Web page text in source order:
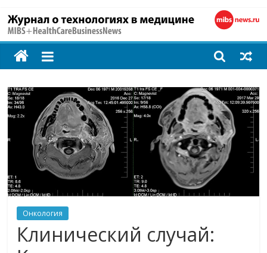
MIBS
+
Технологии
страже
здоровья
Онкология
Клинический случай: